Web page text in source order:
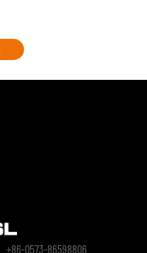
+86-0573-86598806